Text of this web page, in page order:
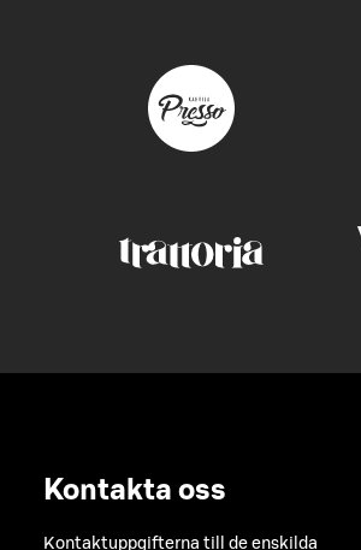
Kontakta oss
Kontaktuppgifterna till de enskilda